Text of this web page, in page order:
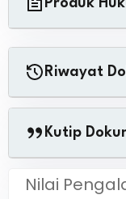
Produk
Riwayat
Kutip
Nilai